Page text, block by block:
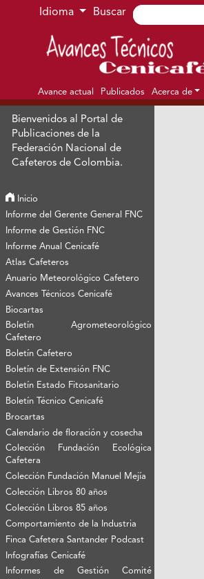
Ir al menú de navegación principal
Ir al contenido principal
Ir al pie de página del sitio
Idioma Buscar
Avance actual Publicados Acerca de
Bienvenidos al Portal de
Publicaciones de la
Federación Nacional de
Cafeteros de Colombia.
Inicio
Informe del Gerente General FNC
Informe de Gestión FNC
Informe Anual Cenicafé
Atlas Cafeteros
Anuario Meteorológico Cafetero
Avances Técnicos Cenicafé
Biocartas
Boletín Agrometeorológico
Cafetero
Boletín Cafetero
Boletín de Extensión FNC
Boletín Estado Fitosanitario
Boletín Técnico Cenicafé
Brocartas
Calendario de floración y cosecha
Colección Fundación Ecológica
Cafetera
Colección Fundación Manuel Mejía
Colección Libros 80 años
Colección Libros 85 años
Comportamiento de la Industria
Finca Cafetera Santander Podcast
Infografías Cenicafé
Informes de Gestión Comité